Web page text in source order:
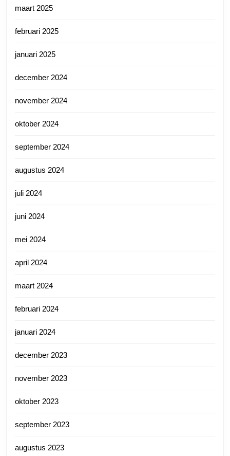
maart 2025
februari 2025
januari 2025
december 2024
november 2024
oktober 2024
september 2024
augustus 2024
juli 2024
juni 2024
mei 2024
april 2024
maart 2024
februari 2024
januari 2024
december 2023
november 2023
oktober 2023
september 2023
augustus 2023